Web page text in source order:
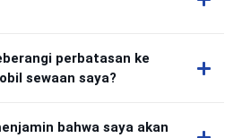
perbatasan ke
sewaan saya?
bahwa saya akan